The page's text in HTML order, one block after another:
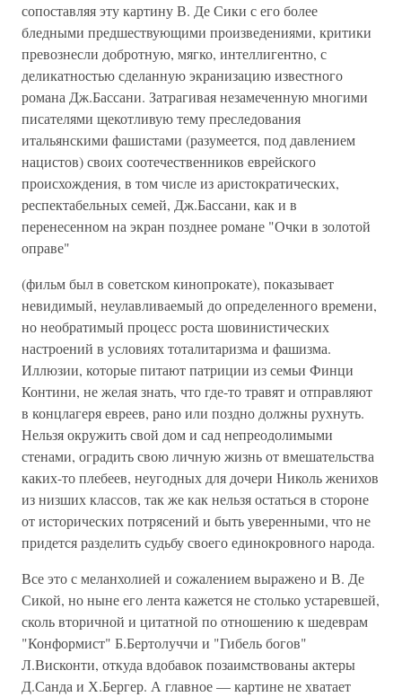
сопоставляя эту картину В. Де Сики с его более
бледными предшествующими произведениями, критики
превознесли добротную, мягко, интеллигентно, с
деликатностью сделанную экранизацию известного
романа Дж.Бассани. Затрагивая незамеченную многими
писателями щекотливую тему преследования
итальянскими фашистами (разумеется, под давлением
нацистов) своих соотечественников еврейского
происхождения, в том числе из аристократических,
респектабельных семей, Дж.Бассани, как и в
перенесенном на экран позднее романе "Очки в золотой
оправе"
(фильм был в советском кинопрокате), показывает
невидимый, неулавливаемый до определенного времени,
но необратимый процесс роста шовинистических
настроений в условиях тоталитаризма и фашизма.
Иллюзии, которые питают патриции из семьи Финци
Контини, не желая знать, что где-то травят и отправляют
в концлагеря евреев, рано или поздно должны рухнуть.
Нельзя окружить свой дом и сад непреодолимыми
стенами, оградить свою личную жизнь от вмешательства
каких-то плебеев, неугодных для дочери Николь женихов
из низших классов, так же как нельзя остаться в стороне
от исторических потрясений и быть уверенными, что не
придется разделить судьбу своего единокровного народа.
Все это с меланхолией и сожалением выражено и В. Де
Сикой, но ныне его лента кажется не столько устаревшей,
сколь вторичной и цитатной по отношению к шедеврам
"Конформист" Б.Бертолуччи и "Гибель богов"
Л.Висконти, откуда вдобавок позаимствованы актеры
Д.Санда и Х.Бергер. А главное — картине не хватает